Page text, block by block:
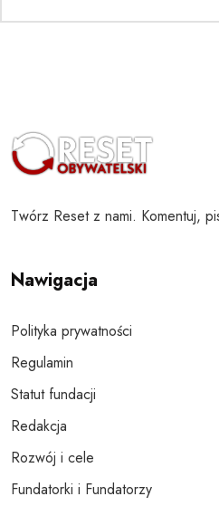
Twórz Reset z nami. Komentuj,
Nawigacja
Polityka prywatności
Regulamin
Statut fundacji
Redakcja
Rozwój i cele
Fundatorki i Fundatorzy